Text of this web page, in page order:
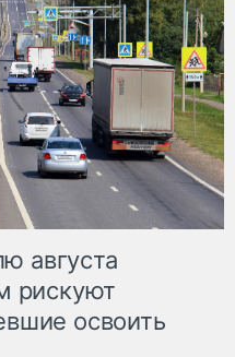
августа
рискуют
освоить